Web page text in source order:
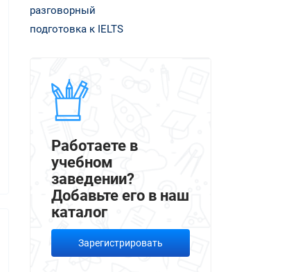
разговорный
подготовка к IELTS
Работаете в
учебном
заведении?
Добавьте его в наш
каталог
Зарегистрировать